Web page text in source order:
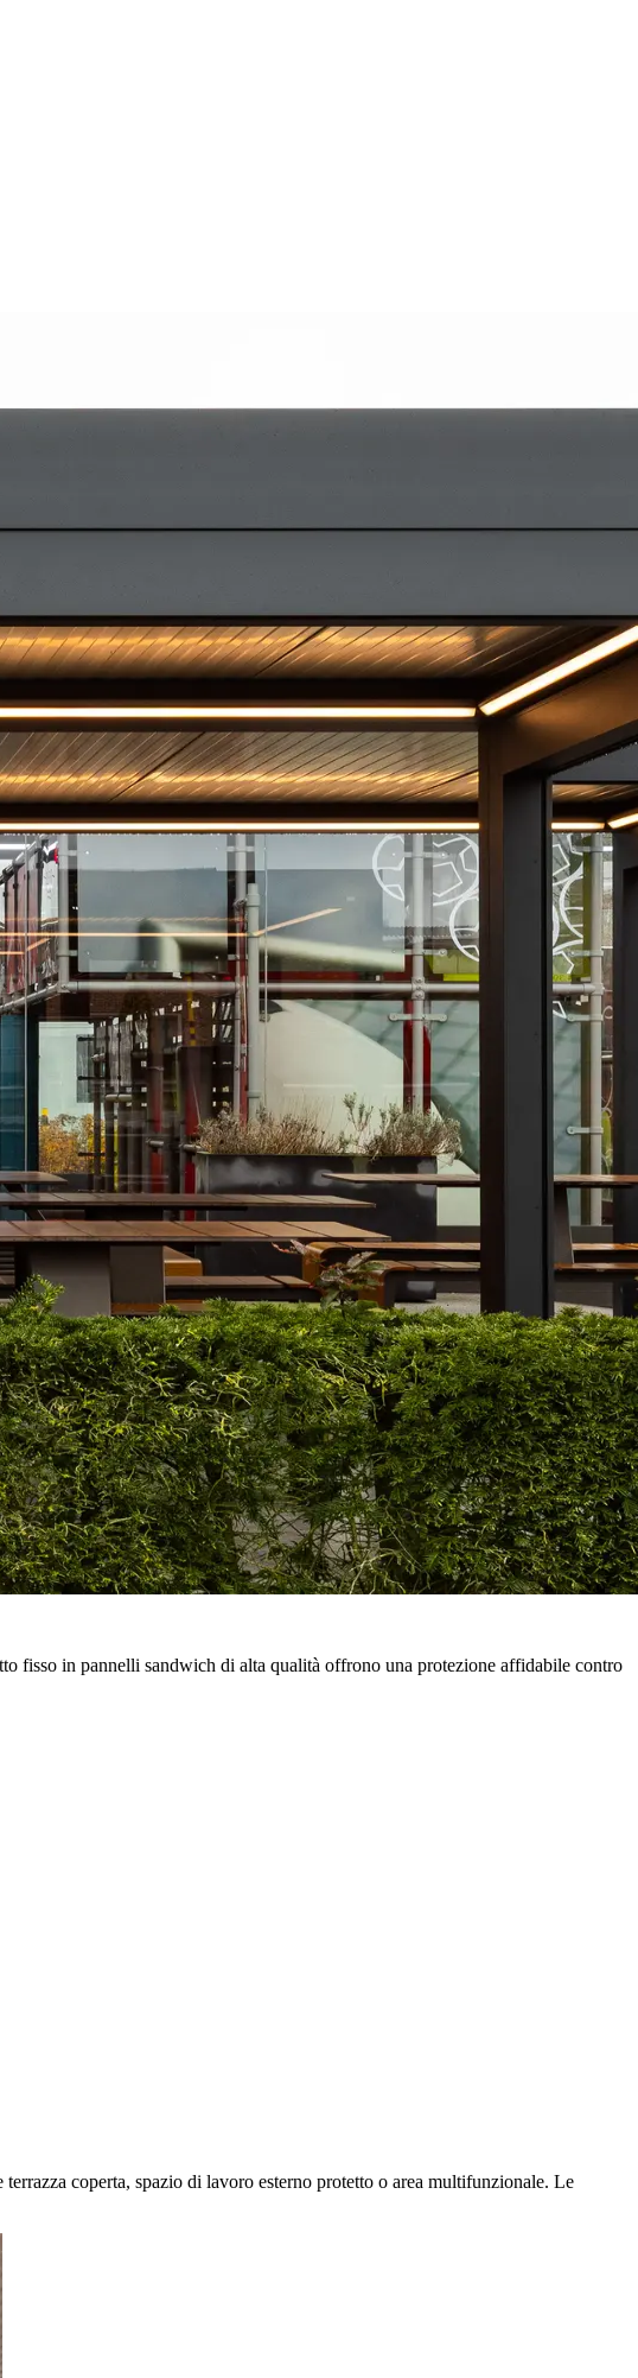
fisso in pannelli sandwich di alta qualità offrono una protezione affidabile contro
coperta, spazio di lavoro esterno protetto o area multifunzionale. Le